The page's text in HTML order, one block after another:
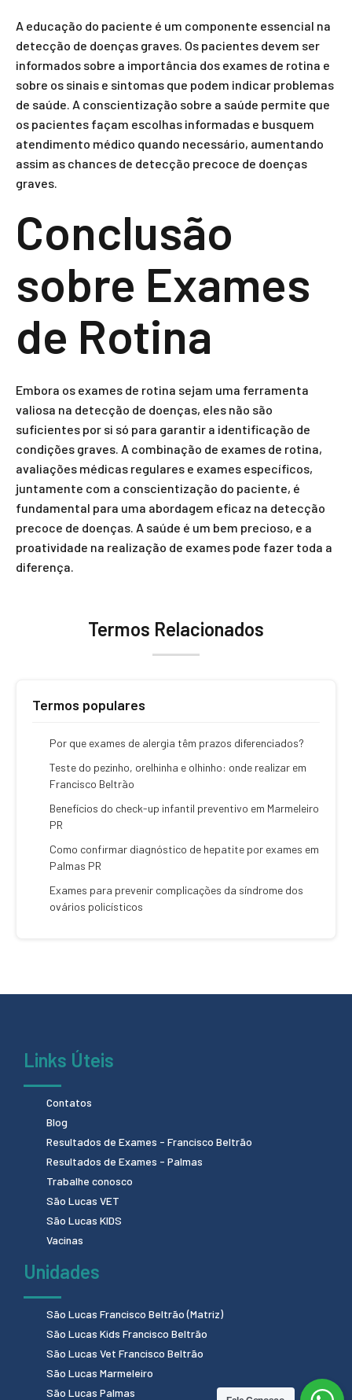
A educação do paciente é um componente essencial na
detecção de doenças graves. Os pacientes devem ser
informados sobre a importância dos exames de rotina e
sobre os sinais e sintomas que podem indicar problemas
de saúde. A conscientização sobre a saúde permite que
os pacientes façam escolhas informadas e busquem
atendimento médico quando necessário, aumentando
assim as chances de detecção precoce de doenças
graves.
Conclusão
sobre Exames
de Rotina
Embora os exames de rotina sejam uma ferramenta
valiosa na detecção de doenças, eles não são
suficientes por si só para garantir a identificação de
condições graves. A combinação de exames de rotina,
avaliações médicas regulares e exames específicos,
juntamente com a conscientização do paciente, é
fundamental para uma abordagem eficaz na detecção
precoce de doenças. A saúde é um bem precioso, e a
proatividade na realização de exames pode fazer toda a
diferença.
Termos Relacionados
Termos populares
Por que exames de alergia têm prazos diferenciados?
Teste do pezinho, orelhinha e olhinho: onde realizar em
Francisco Beltrão
Benefícios do check-up infantil preventivo em Marmeleiro
PR
Como confirmar diagnóstico de hepatite por exames em
Palmas PR
Exames para prevenir complicações da síndrome dos
ovários policísticos
Links Úteis
Contatos
Blog
Resultados de Exames - Francisco Beltrão
Resultados de Exames - Palmas
Trabalhe conosco
São Lucas VET
São Lucas KIDS
Vacinas
Unidades
São Lucas Francisco Beltrão (Matriz)
São Lucas Kids Francisco Beltrão
São Lucas Vet Francisco Beltrão
São Lucas Marmeleiro
São Lucas Palmas